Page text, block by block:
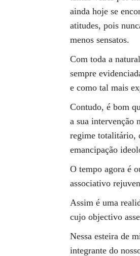
ainda hoje se
atitudes, pois
menos sensatos.
Com toda a
sempre
e como tal mais
Contudo, é bom
a sua intervenção
regime totalitário,
emancipação
O tempo agora é
associativo
Assim é uma
cujo objectivo
Nessa esteira de
integrante do